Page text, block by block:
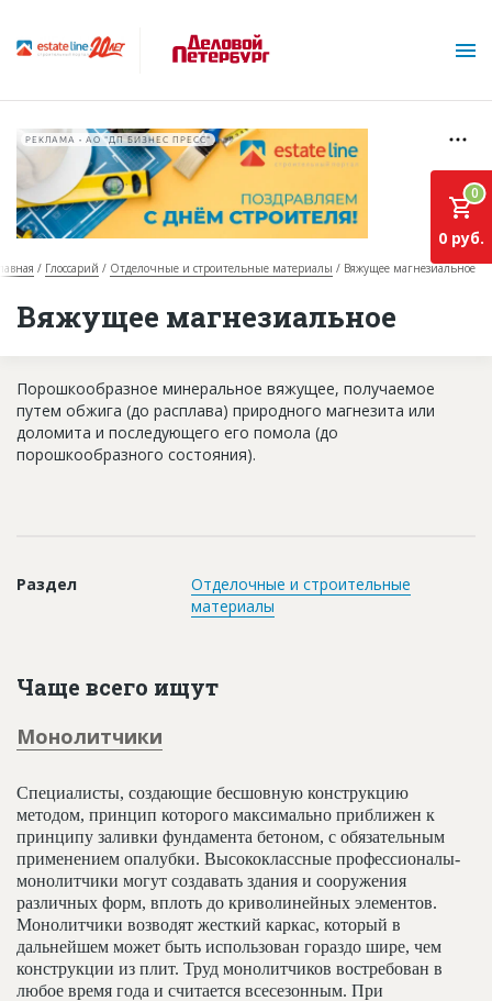
О проекте
База строящихся объектов
Инвестпроекты
Глоссарий
Пресс-релизы
РЕКЛАМА • АО "ДП БИЗНЕС ПРЕСС"
Глоссарий Отделочные и строительные материалы Вяжущее магнезиальное
Вяжущее магнезиальное
0
0 руб.
Порошкообразное минеральное вяжущее, получаемое
путем обжига (до расплава) природного магнезита или
доломита и последующего его помола (до
порошкообразного состояния).
Раздел
Отделочные и строительные
материалы
Чаще всего ищут
Монолитчики
Специалисты, создающие бесшовную конструкцию
методом, принцип которого максимально приближен к
принципу заливки фундамента бетоном, с обязательным
применением опалубки. Высококлассные профессионалы-
монолитчики могут создавать здания и сооружения
различных форм, вплоть до криволинейных элементов.
Монолитчики возводят жесткий каркас, который в
дальнейшем может быть использован гораздо шире, чем
конструкции из плит. Труд монолитчиков востребован в
любое время года и считается всесезонным. При